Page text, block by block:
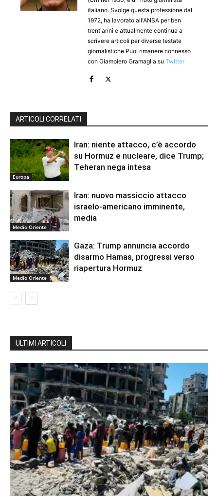
italiano. Svolge questa professione dal
1972, ha lavorato all'ANSA per ben
trent'anni e attualmente continua a
scrivere articoli per diverse testate
giornalistiche.Puoi rimanere connesso
con Giampiero Gramaglia su Twitter
ARTICOLI CORRELATI
Europa
Iran: niente attacco, c’è accordo
su Hormuz e nucleare, dice Trump;
Teheran nega intesa
Medio Oriente
Iran: nuovo massiccio attacco
israelo-americano imminente,
media
Medio Oriente
Gaza: Trump annuncia accordo
disarmo Hamas, progressi verso
riapertura Hormuz
ULTIMI ARTICOLI